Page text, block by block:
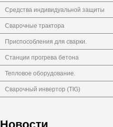
Средства индивидуальной защиты
Сварочные трактора
Приспособления для сварки.
Станции прогрева бетона
Тепловое оборудование.
Сварочный инвертор (TIG)